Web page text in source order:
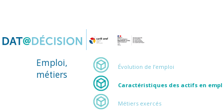
Emploi,
métiers
Évolution de l’emploi
Caractéristiques des actifs en
Métiers exercés